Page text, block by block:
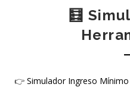
🧮
👉 Simulador Ingreso Mínimo